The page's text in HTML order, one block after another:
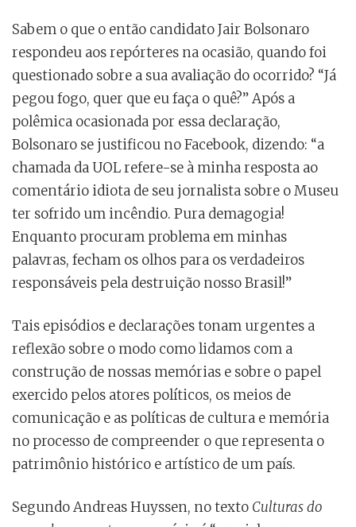
Sabem o que o então candidato Jair Bolsonaro
respondeu aos repórteres na ocasião, quando foi
questionado sobre a sua avaliação do ocorrido? “Já
pegou fogo, quer que eu faça o quê?” Após a
polêmica ocasionada por essa declaração,
Bolsonaro se justificou no Facebook, dizendo: “a
chamada da UOL refere-se à minha resposta ao
comentário idiota de seu jornalista sobre o Museu
ter sofrido um incêndio. Pura demagogia!
Enquanto procuram problema em minhas
palavras, fecham os olhos para os verdadeiros
responsáveis pela destruição nosso Brasil!”
Tais episódios e declarações tonam urgentes a
reflexão sobre o modo como lidamos com a
construção de nossas memórias e sobre o papel
exercido pelos atores políticos, os meios de
comunicação e as políticas de cultura e memória
no processo de compreender o que representa o
patrimônio histórico e artístico de um país.
Segundo Andreas Huyssen, no texto Culturas do